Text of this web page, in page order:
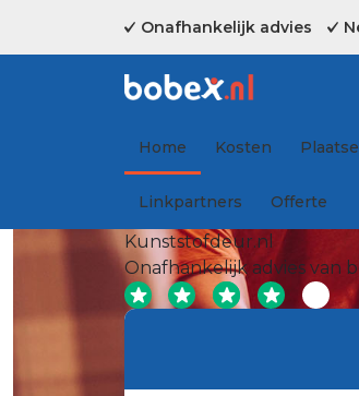
Onafhankelijk advies
Home Kosten
Linkpartners Offerte
Kunststofdeur.nl
Onafhankelijk advies van